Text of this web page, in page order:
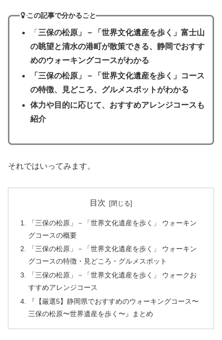
この記事で分かること
「 三保の松原」－「世界文化遺産を歩く」富士山
の眺望と清水の港町が散策できる、静岡でおすす
めのウォーキングコースがわかる
「三保の松原」
－
「世界文化遺産を歩く」コース
の特徴、見どころ、グルメスポットがわかる
体力や目的に応じて、おすすめアレンジコースも
紹介
それではいってみます。
目次
「三保の松原」－「世界文化遺産を歩く」 ウォーキン
グコースの概要
「三保の松原」－「世界文化遺産を歩く」 ウォーキン
グコースの特徴・見どころ・グルメスポット
「三保の松原」－「世界文化遺産を歩く」 ウォークお
すすめアレンジコース
『【厳選5】静岡県でおすすめのウォーキングコース〜
三保の松原〜世界遺産を歩く〜』まとめ